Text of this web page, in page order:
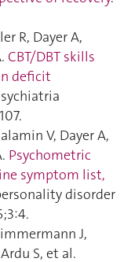
R, Dayer A,
CBT/DBT skills
deficit
V, Dayer A,
Psychometric
symptom list,
disorder
J,
S, et al.